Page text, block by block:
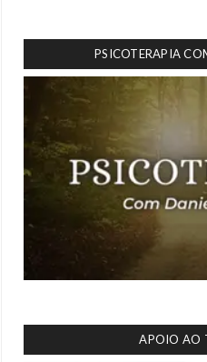
PSICOTERAPIA
APOIO AO